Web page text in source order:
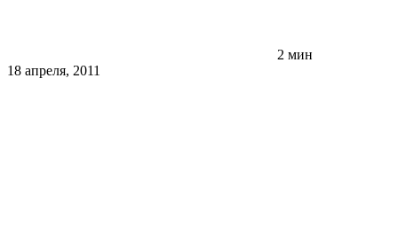
2 мин
18 апреля, 2011